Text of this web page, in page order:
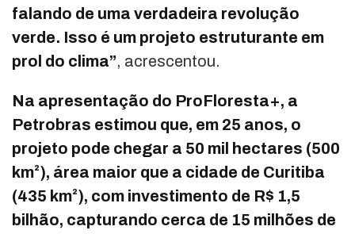
falando de uma verdadeira revolução
verde. Isso é um projeto estruturante em
prol do clima”, acrescentou.
Na apresentação do ProFloresta+, a
Petrobras estimou que, em 25 anos, o
projeto pode chegar a 50 mil hectares (500
km²), área maior que a cidade de Curitiba
(435 km²), com investimento de R$ 1,5
bilhão, capturando cerca de 15 milhões de